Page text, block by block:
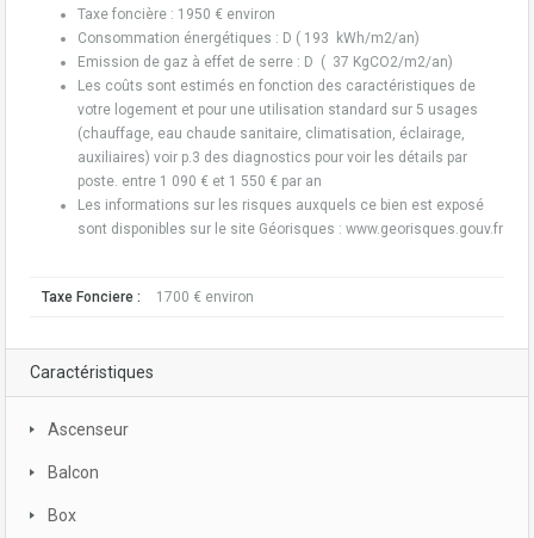
Taxe foncière : 1950 € environ
Consommation énergétiques : D ( 193 kWh/m2/an)
Emission de gaz à effet de serre : D ( 37 KgCO2/m2/an)
Les coûts sont estimés en fonction des caractéristiques de
votre logement et pour une utilisation standard sur 5 usages
(chauffage, eau chaude sanitaire, climatisation, éclairage,
auxiliaires) voir p.3 des diagnostics pour voir les détails par
poste. entre 1 090 € et 1 550 € par an
Les informations sur les risques auxquels ce bien est exposé
sont disponibles sur le site Géorisques : www.georisques.gouv.fr
Taxe Fonciere : 1700 € environ
Caractéristiques
Ascenseur
Balcon
Box